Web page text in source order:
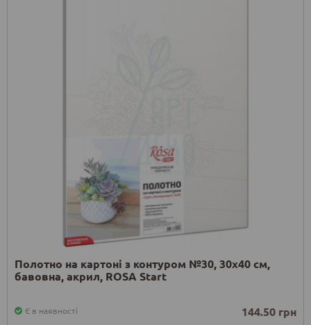
Полотно на картоні з контуром №30, 30х40 см,
бавовна, акрил, ROSA Start
Є в наявності 144.50 грн